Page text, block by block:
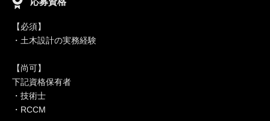
【必須】
・土木設計の実務経験
【尚可】
下記資格保有者
・技術士
・RCCM